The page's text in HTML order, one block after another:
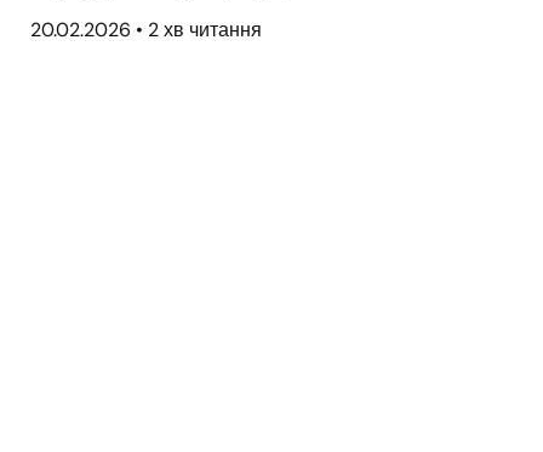
20.02.2026 • 2 хв читання